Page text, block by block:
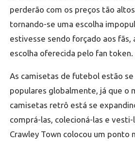
perderão com os preços tão
tornando-se uma escolha
estivesse sendo forçado aos fãs,
escolha oferecida pelo fan token.
As camisetas de futebol estão
populares globalmente, já que o
camisetas retrô está se
comprá-las, colecioná-las e vesti-
Crawley Town colocou um ponto